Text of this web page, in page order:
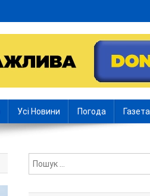
Усі Новини Погода Газета